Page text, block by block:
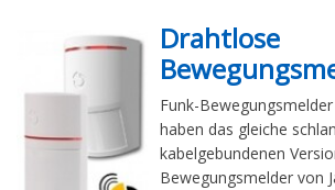
Drahtlose
Funk-
haben das gleiche
kabelgebundenen
Bewegungsmelder von